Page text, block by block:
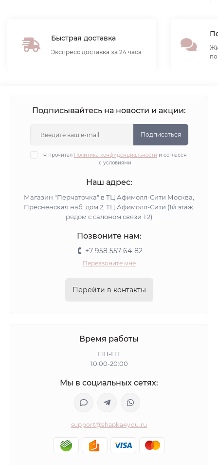
Быстрая доставка
Экспресс доставка за 24 часа
Подписывайтесь на новости и акции:
Подписаться
Я прочитал Политика конфиденциальности и согласен
с условиями
Наш адрес:
Магазин "Перчаточка" в ТЦ Афимолл-Сити Москва,
Пресненская наб. дом 2, ТЦ Афимолл-Сити (1й этаж,
рядом с салоном связи Т2)
Позвоните нам:
+7 958 557-64-82
Перезвоните мне
Перейти в контакты
Время работы
ПН-ПТ
10:00-20:00
Мы в социальных сетях:
support@shapka4you.ru